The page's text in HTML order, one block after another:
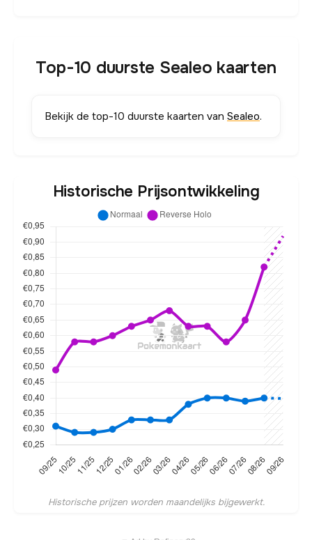
Top-10 duurste Sealeo kaarten
Bekijk de top-10 duurste kaarten van Sealeo.
Historische Prijsontwikkeling
Historische prijzen worden maandelijks bijgewerkt.